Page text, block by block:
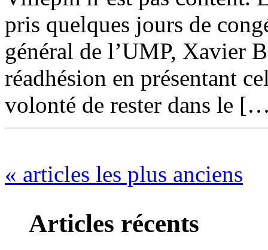
pris quelques jours de
général de l’UMP, Xavier
réadhésion en présentant
volonté de rester dans le
« articles les plus anciens
Articles récents